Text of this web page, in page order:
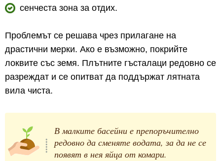
сенчеста зона за отдих.
Проблемът се решава чрез прилагане на
драстични мерки. Ако е възможно, покрийте
локвите със земя. Плътните гъсталаци редовно се
разреждат и се опитват да поддържат лятната
вила чиста.
В малките басейни е препоръчително
редовно да сменяте водата, за да не се
появят в нея яйца от комари.